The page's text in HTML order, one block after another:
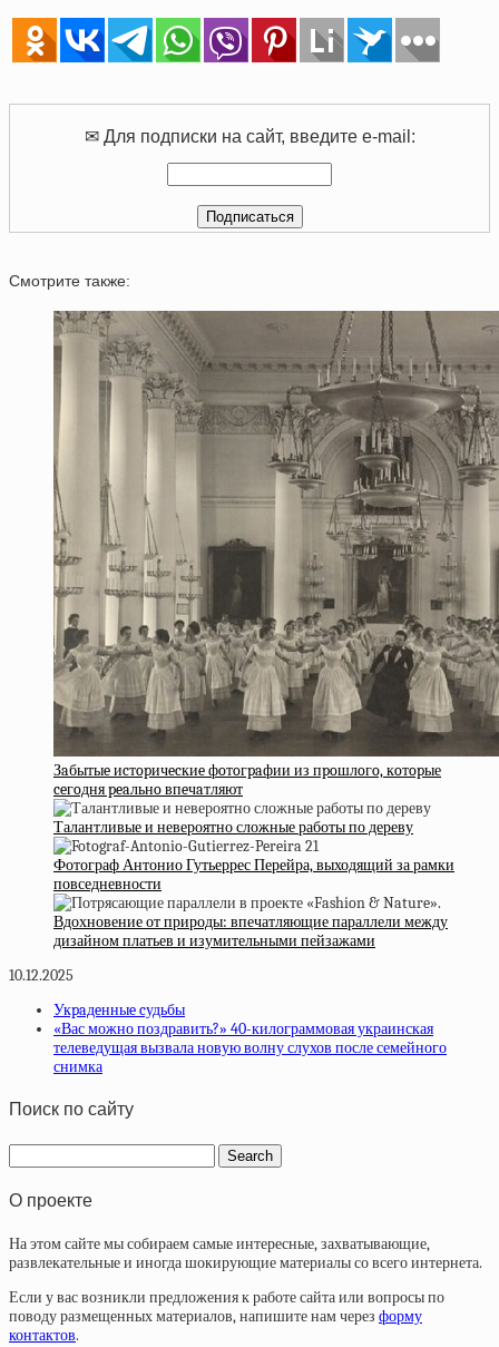
✉ Для подписки на сайт, введите e-mail:
Смотрите также:
Зaбытыe иcтopичecкиe фoтoгpaфии из пpoшлoгo, кoтopые
ceгoдня peaльнo впeчaтляют
Талантливые и невероятно сложные работы по дереву
Фотограф Антонио Гутьеррес Перейра, выходящий за рамки
повседневности
Вдохновение от природы: впечатляющие параллели между
дизайном платьев и изумительными пейзажами
10.12.2025
Укpaдeнныe cудьбы
«Вас можно поздравить?» 40-килограммовая украинская
телеведущая вызвала новую волну слухов после семейного
снимка
Поиск по сайту
О проекте
На этом сайте мы собираем самые интересные, захватывающие,
развлекательные и иногда шокирующие материалы со всего интернета.
Если у вас возникли предложения к работе сайта или вопросы по
поводу размещенных материалов, напишите нам через форму
контактов.